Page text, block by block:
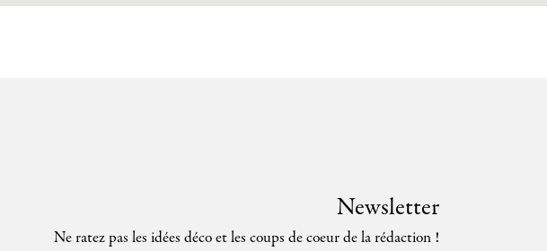
Newsletter
Ne ratez pas les idées déco et les coups de coeur de la rédaction !